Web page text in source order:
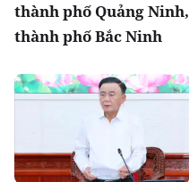
thành phố Quảng Ninh,
thành phố Bắc Ninh